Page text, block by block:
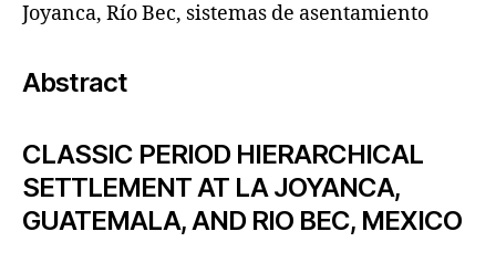
Joyanca, Río Bec, sistemas de asentamiento
Abstract
CLASSIC PERIOD HIERARCHICAL
SETTLEMENT AT LA JOYANCA,
GUATEMALA, AND RIO BEC, MEXICO